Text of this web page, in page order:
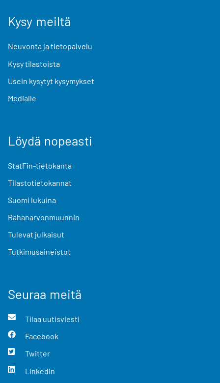
Kysy meiltä
Neuvonta ja tietopalvelu
Kysy tilastoista
Usein kysytyt kysymykset
Medialle
Löydä nopeasti
StatFin-tietokanta
Tilastotietokannat
Suomi lukuina
Rahanarvonmuunnin
Tulevat julkaisut
Tutkimusaineistot
Seuraa meitä
Tilaa uutisviesti
Facebook
Twitter
LinkedIn